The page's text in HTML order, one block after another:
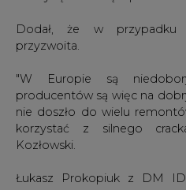
Dodał, że w przypadku
przyzwoita.
"W Europie są
producentów są więc na
nie doszło do wielu
korzystać z silnego
Kozłowski.
Łukasz Prokopiuk z DM